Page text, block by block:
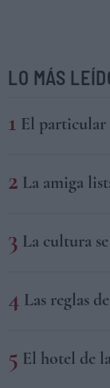
LO MÁS
El particular
La amiga
La cultura
Las reglas
El hotel de